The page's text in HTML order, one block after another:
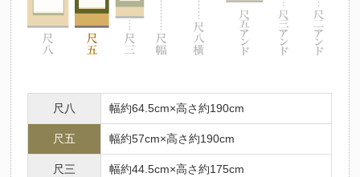
尺八 幅約64.5cm×高さ約190cm
尺五 幅約57cm×高さ約190cm
尺三 幅約44.5cm×高さ約175cm